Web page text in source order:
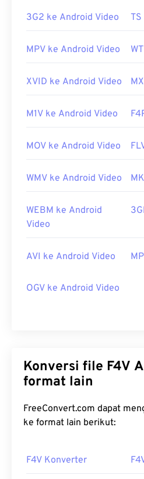
3G2 ke Android Video
MPV ke Android Video
XVID ke Android Video
M1V ke Android Video
MOV ke Android Video
WMV ke Android Video
WEBM ke Android
Video
AVI ke Android Video
OGV ke Android Video
Konversi file F4V Anda ke
format lain
FreeConvert.com dapat
ke format lain berikut:
F4V Konverter